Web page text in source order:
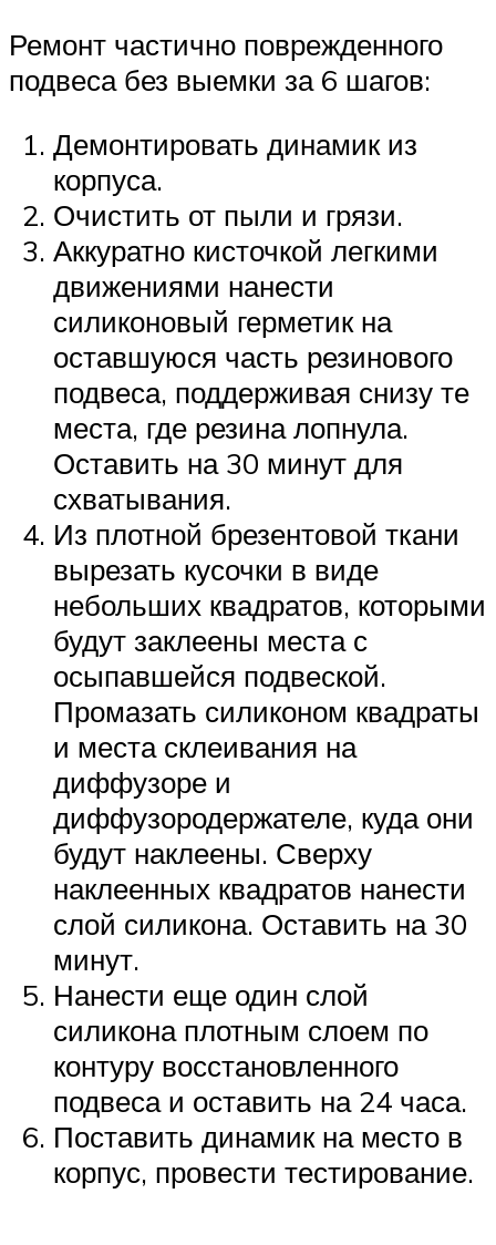
Ремонт частично поврежденного
подвеса без выемки за 6 шагов:
Демонтировать динамик из
корпуса.
Очистить от пыли и грязи.
Аккуратно кисточкой легкими
движениями нанести
силиконовый герметик на
оставшуюся часть резинового
подвеса, поддерживая снизу те
места, где резина лопнула.
Оставить на 30 минут для
схватывания.
Из плотной брезентовой ткани
вырезать кусочки в виде
небольших квадратов, которыми
будут заклеены места с
осыпавшейся подвеской.
Промазать силиконом квадраты
и места склеивания на
диффузоре и
диффузородержателе, куда они
будут наклеены. Сверху
наклеенных квадратов нанести
слой силикона. Оставить на 30
минут.
Нанести еще один слой
силикона плотным слоем по
контуру восстановленного
подвеса и оставить на 24 часа.
Поставить динамик на место в
корпус, провести тестирование.